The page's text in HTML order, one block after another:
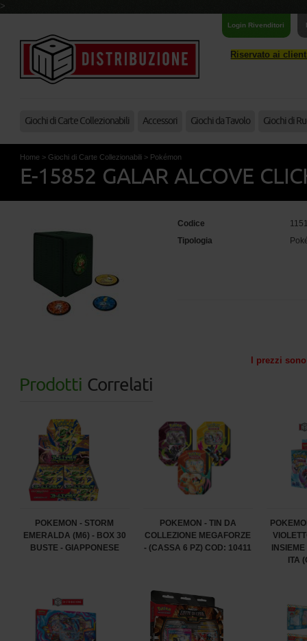
>
Login Rivenditori
Riservato ai
Giochi di Carte Collezionabili Accessori Giochi da Tavolo Giochi di
Home > Giochi di Carte Collezionabili > Pokémon
E-15852 GALAR ALCOVE
Codice
Tipologia
I prezzi
Prodotti Correlati
POKEMON - STORM
EMERALDA (M6) - BOX 30
BUSTE - GIAPPONESE
POKEMON - TIN DA
COLLEZIONE MEGAFORZE
- (CASSA 6 PZ) COD: 10411
ITA